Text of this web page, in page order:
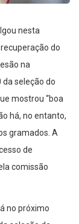
nesta
do
na
seleção do
mostrou “boa
há, no entanto,
gramados. A
de
comissão
no próximo